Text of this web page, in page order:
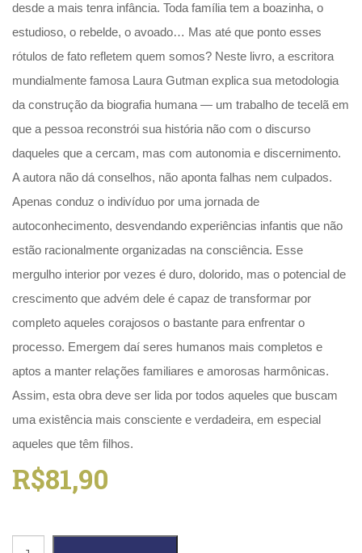
terapia
(92)
(57)
LGBTQIA+
(66)
Erótica
(11)
Literatura,
Ensaios
(69)
Obras
referência
(47)
(Programação
Neurolingüística)
(41)
(200)
Psicologia,
(797)
Publicidade,
e
desde a mais tenra infância. Toda família tem a boazinha, o
estudioso, o rebelde, o avoado… Mas até que ponto esses
rótulos de fato refletem quem somos? Neste livro, a escritora
mundialmente famosa Laura Gutman explica sua metodologia
da construção da biografia humana — um trabalho de tecelã em
que a pessoa reconstrói sua história não com o discurso
daqueles que a cercam, mas com autonomia e discernimento.
A autora não dá conselhos, não aponta falhas nem culpados.
Apenas conduz o indivíduo por uma jornada de
autoconhecimento, desvendando experiências infantis que não
estão racionalmente organizadas na consciência. Esse
mergulho interior por vezes é duro, dolorido, mas o potencial de
crescimento que advém dele é capaz de transformar por
completo aqueles corajosos o bastante para enfrentar o
processo. Emergem daí seres humanos mais completos e
aptos a manter relações familiares e amorosas harmônicas.
Assim, esta obra deve ser lida por todos aqueles que buscam
uma existência mais consciente e verdadeira, em especial
aqueles que têm filhos.
R$81,90